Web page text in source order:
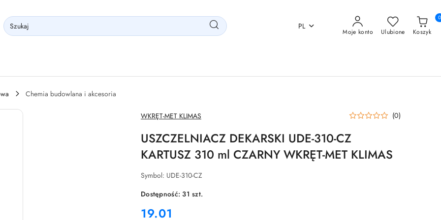
PL
Moje konto Ulubione Koszyk
0
Chemia budowlana i akcesoria
NAZWA
PRODUCENTA:
WKRĘT-MET KLIMAS (0)
USZCZELNIACZ DEKARSKI UDE-310-CZ
KARTUSZ 310 ml CZARNY WKRĘT-MET KLIMAS
Symbol: UDE-310-CZ
Dostępność:31szt.
cena:
19.01